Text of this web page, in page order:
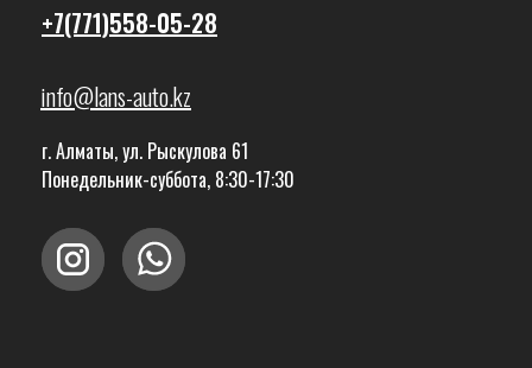
+7(771)558-05-28
info@lans-auto.kz
г. Алматы, ул. Рыскулова 61
Понедельник-суббота, 8:30-17:30